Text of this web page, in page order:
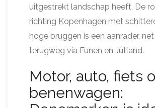
uitgestrekt landschap heeft. De
richting Kopenhagen met
hoge bruggen is een aanrader,
terugweg via Funen en Jutland.
Motor, auto, fiets
benenwagen: